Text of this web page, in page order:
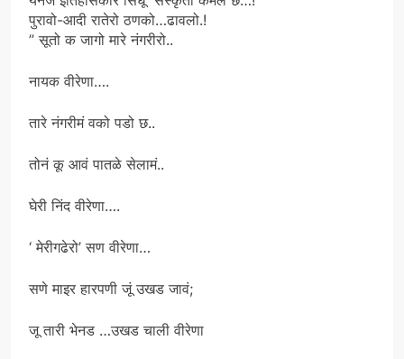
पुरावो-आदी रातेरो ठणको…ढावलो.!
” सूतो क जागो मारे नंगरीरो..
नायक वीरेणा….
तारे नंगरीमं वको पडो छ..
तोनं कू आवं पातळे सेलामं..
घेरी निंद वीरेणा….
‘ मेरीगढेरो’ सण वीरेणा…
सणे माइर हारपणी जूं उखड जावं;
जू तारी भेनड …उखड चाली वीरेणा